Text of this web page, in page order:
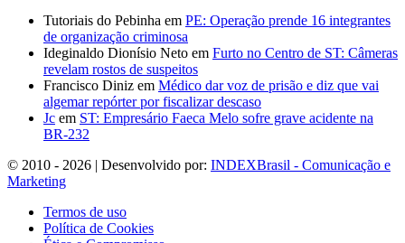
Tutoriais do Pebinha em PE: Operação prende 16 integrantes
de organização criminosa
Ideginaldo Dionísio Neto em Furto no Centro de ST: Câmeras
revelam rostos de suspeitos
Francisco Diniz em Médico dar voz de prisão e diz que vai
algemar repórter por fiscalizar descaso
Jc em ST: Empresário Faeca Melo sofre grave acidente na
BR-232
© 2010 - 2026 | Desenvolvido por: INDEXBrasil - Comunicação e
Marketing
Termos de uso
Política de Cookies